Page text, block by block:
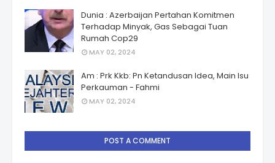
Dunia : Azerbaijan Pertahan Komitmen
Terhadap Minyak, Gas Sebagai Tuan
Rumah Cop29
MAY 02, 2024
Am : Prk Kkb: Pn Ketandusan Idea, Main Isu
Perkauman - Fahmi
MAY 02, 2024
POST A COMMENT